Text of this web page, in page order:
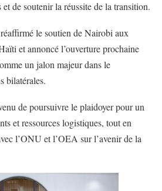
de soutenir la réussite de la transition.
le soutien de Nairobi aux
et annoncé l’ouverture prochaine
un jalon majeur dans le
bilatérales.
de poursuivre le plaidoyer pour un
et ressources logistiques, tout en
l’ONU et l’OEA sur l’avenir de la